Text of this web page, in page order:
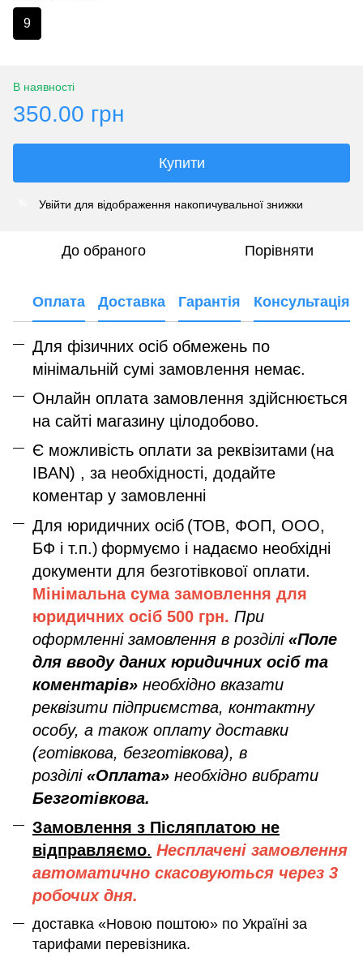
9
В наявності
350.00 грн
Купити
Увійти для відображення накопичувальної знижки
До обраного Порівняти
Оплата Доставка Гарантія Консультація
Для фізичних осіб обмежень по
мінімальній сумі замовлення немає.
Онлайн оплата замовлення здійснюється
на сайті магазину цілодобово.
Є можливість оплати за реквізитами (на
IBAN) , за необхідності, додайте
коментар у замовленні
Для юридичних осіб (ТОВ, ФОП, ООО,
БФ і т.п.) формуємо і надаємо необхідні
документи для безготівкової оплати.
Мінімальна сума замовлення для
юридичних осіб 500 грн. При
оформленні замовлення в розділі «Поле
для вводу даних юридичних осіб та
коментарів» необхідно вказати
реквізити підприємства, контактну
особу, а також оплату доставки
(готівкова, безготівкова), в
розділі «Оплата» необхідно вибрати
Безготівкова.
Замовлення з Післяплатою не
відправляємо. Несплачені замовлення
автоматично скасовуються через 3
робочих дня.
доставка «Новою поштою» по Україні за
тарифами перевізника.